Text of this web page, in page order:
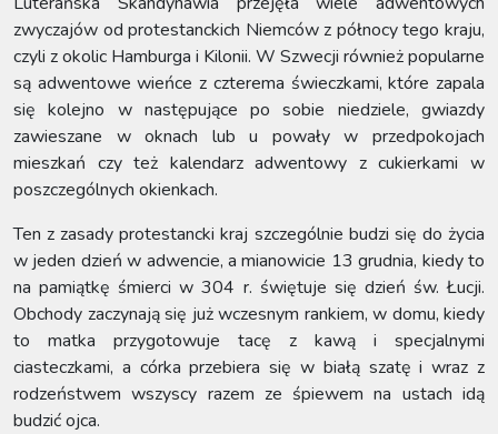
zwyczajów od protestanckich Niemców z północy tego kraju,
czyli z okolic Hamburga i Kilonii. W Szwecji również popularne
są adwentowe wieńce z czterema świeczkami, które zapala
się kolejno w następujące po sobie niedziele, gwiazdy
zawieszane w oknach lub u powały w przedpokojach
mieszkań czy też kalendarz adwentowy z cukierkami w
poszczególnych okienkach.
Ten z zasady protestancki kraj szczególnie budzi się do życia
w jeden dzień w adwencie, a mianowicie 13 grudnia, kiedy to
na pamiątkę śmierci w 304 r. świętuje się dzień św. Łucji.
Obchody zaczynają się już wczesnym rankiem, w domu, kiedy
to matka przygotowuje tacę z kawą i specjalnymi
ciasteczkami, a córka przebiera się w białą szatę i wraz z
rodzeństwem wszyscy razem ze śpiewem na ustach idą
budzić ojca.